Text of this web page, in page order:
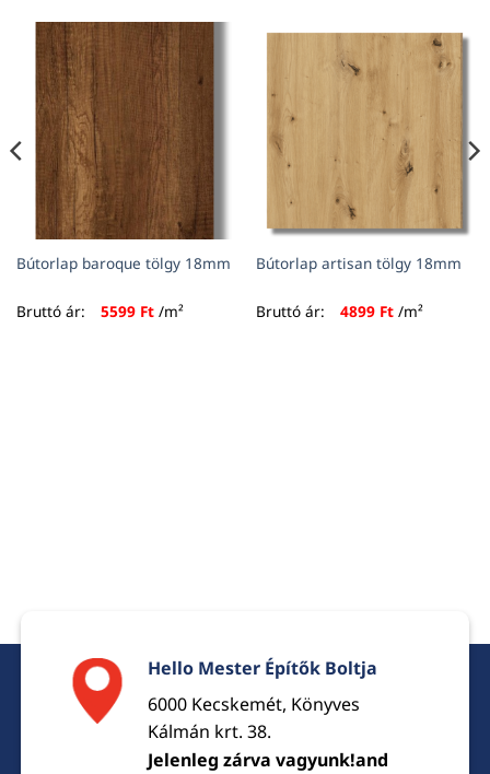
Bútorlap baroque tölgy 18mm
Bruttó ár: 5599 Ft/m²
Bútorlap artisan tölgy 18mm
Bruttó ár: 4899 Ft/m²
Hello Mester Építők Boltja
6000 Kecskemét, Könyves
Kálmán krt. 38.
Jelenleg zárva vagyunk!and